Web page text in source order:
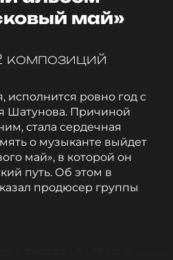
в Likee, чтобы
курсе событий
май»
композиций
исполнится ровно год с
Шатунова. Причиной
стала сердечная
о музыканте выйдет
май», в которой он
путь. Об этом в
продюсер группы
первая из которых